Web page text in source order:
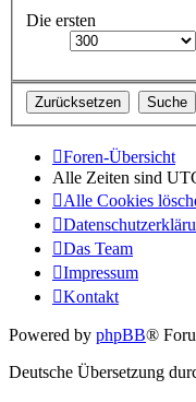
Die ersten
Foren-Übersicht
Alle Zeiten sind
Alle Cookies
Das Team
Impressum
Kontakt
Powered by phpBB®
Deutsche Übersetzung